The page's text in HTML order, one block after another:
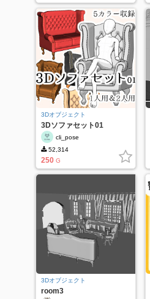
3Dオブジェクト
3Dソファセット01
cli_pose
52,314
250 G
3Dオブジェクト
room3